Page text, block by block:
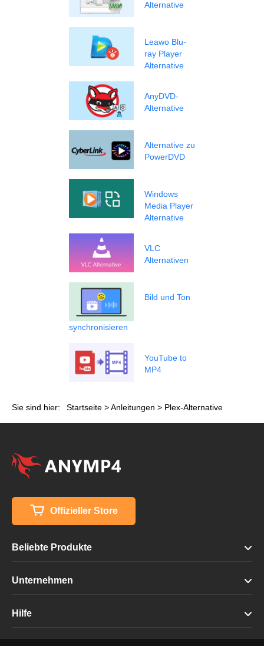
Alternative
Leawo Blu-
ray Player
Alternative
AnyDVD-
Alternative
Alternative zu
PowerDVD
Windows
Media Player
Alternative
VLC
Alternativen
Bild und Ton
synchronisieren
YouTube to
MP4
Sie sind hier: Startseite >Anleitungen > Plex-Alternative
Offizieller Store
Beliebte Produkte
Unternehmen
Hilfe